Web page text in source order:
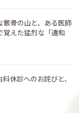
骸骨の山と、ある医師
覚えた猛烈な「違和
休診へのお詫びと、